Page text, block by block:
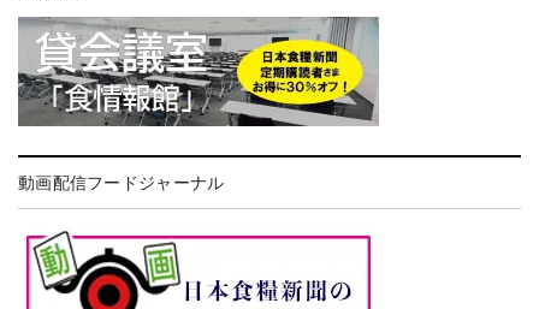
動画配信フードジャーナル